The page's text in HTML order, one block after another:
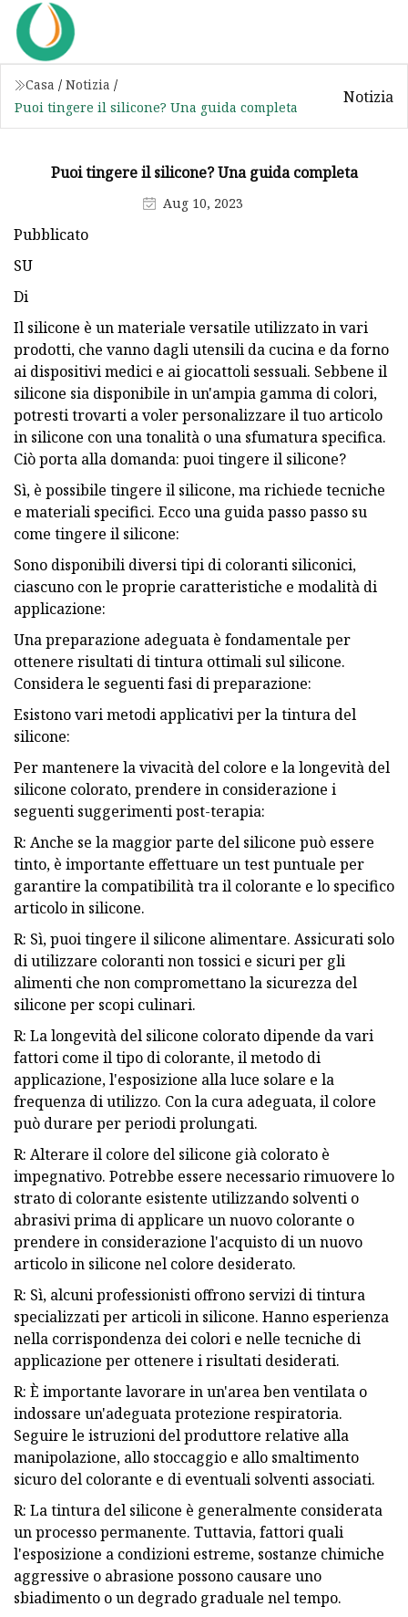
Casa / Notizia /
Puoi tingere il silicone? Una guida completa
Notizia
Puoi tingere il silicone? Una guida completa
Aug 10, 2023
Pubblicato
SU
Di
Il silicone è un materiale versatile utilizzato in vari
prodotti, che vanno dagli utensili da cucina e da forno
ai dispositivi medici e ai giocattoli sessuali. Sebbene il
silicone sia disponibile in un'ampia gamma di colori,
potresti trovarti a voler personalizzare il tuo articolo
in silicone con una tonalità o una sfumatura specifica.
Ciò porta alla domanda: puoi tingere il silicone?
Sì, è possibile tingere il silicone, ma richiede tecniche
e materiali specifici. Ecco una guida passo passo su
come tingere il silicone:
Sono disponibili diversi tipi di coloranti siliconici,
ciascuno con le proprie caratteristiche e modalità di
applicazione:
Una preparazione adeguata è fondamentale per
ottenere risultati di tintura ottimali sul silicone.
Considera le seguenti fasi di preparazione:
Esistono vari metodi applicativi per la tintura del
silicone:
Per mantenere la vivacità del colore e la longevità del
silicone colorato, prendere in considerazione i
seguenti suggerimenti post-terapia:
R: Anche se la maggior parte del silicone può essere
tinto, è importante effettuare un test puntuale per
garantire la compatibilità tra il colorante e lo specifico
articolo in silicone.
R: Sì, puoi tingere il silicone alimentare. Assicurati solo
di utilizzare coloranti non tossici e sicuri per gli
alimenti che non compromettano la sicurezza del
silicone per scopi culinari.
R: La longevità del silicone colorato dipende da vari
fattori come il tipo di colorante, il metodo di
applicazione, l'esposizione alla luce solare e la
frequenza di utilizzo. Con la cura adeguata, il colore
può durare per periodi prolungati.
R: Alterare il colore del silicone già colorato è
impegnativo. Potrebbe essere necessario rimuovere lo
strato di colorante esistente utilizzando solventi o
abrasivi prima di applicare un nuovo colorante o
prendere in considerazione l'acquisto di un nuovo
articolo in silicone nel colore desiderato.
R: Sì, alcuni professionisti offrono servizi di tintura
specializzati per articoli in silicone. Hanno esperienza
nella corrispondenza dei colori e nelle tecniche di
applicazione per ottenere i risultati desiderati.
R: È importante lavorare in un'area ben ventilata o
indossare un'adeguata protezione respiratoria.
Seguire le istruzioni del produttore relative alla
manipolazione, allo stoccaggio e allo smaltimento
sicuro del colorante e di eventuali solventi associati.
R: La tintura del silicone è generalmente considerata
un processo permanente. Tuttavia, fattori quali
l'esposizione a condizioni estreme, sostanze chimiche
aggressive o abrasione possono causare uno
sbiadimento o un degrado graduale nel tempo.